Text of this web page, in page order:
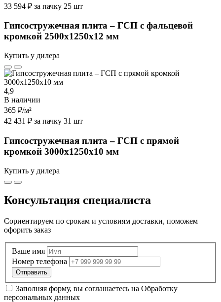
33 594 ₽ за пачку 25 шт
Гипсостружечная плита – ГСП с фальцевой
кромкой 2500х1250х12 мм
Купить у дилера
4,9
В наличии
365 ₽/м²
42 431 ₽ за пачку 31 шт
Гипсостружечная плита – ГСП с прямой
кромкой 3000х1250х10 мм
Купить у дилера
Консультация специалиста
Сориентируем по срокам и условиям доставки, поможем
офорить заказ
Ваше имя
Номер телефона
Заполняя форму, вы соглашаетесь на Обработку
персональных данных